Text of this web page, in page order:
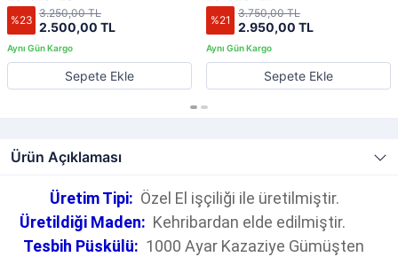
%23 2.500,00 TL
3.250,00 TL
Sepete Ekle
%21 2.950,00 TL
3.750,00 TL
Sepete Ekle
Ürün Açıklaması
Üretim Tipi: Özel El işçiliği ile üretilmiştir.
Üretildiği Maden: Kehribardan elde edilmiştir.
Tesbih Püskülü: 1000 Ayar Kazaziye Gümüşten